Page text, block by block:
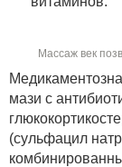
Массаж век
мази с
(сульфацил